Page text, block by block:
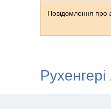
Повідомлення про